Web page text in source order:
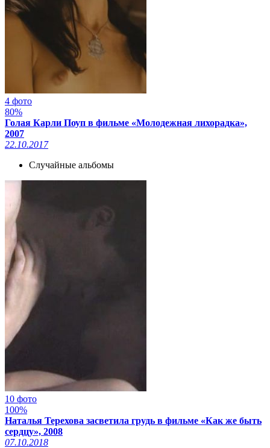
4 фото
80%
Голая Карли Поуп в фильме «Молодежная лихорадка»,
2007
22.10.2017
Случайные альбомы
10 фото
100%
Наталья Терехова засветила грудь в фильме «Как же быть
сердцу», 2008
07.10.2018